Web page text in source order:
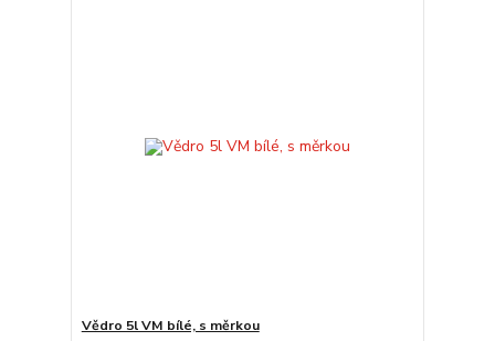
Vědro 5l VM bílé, s měrkou